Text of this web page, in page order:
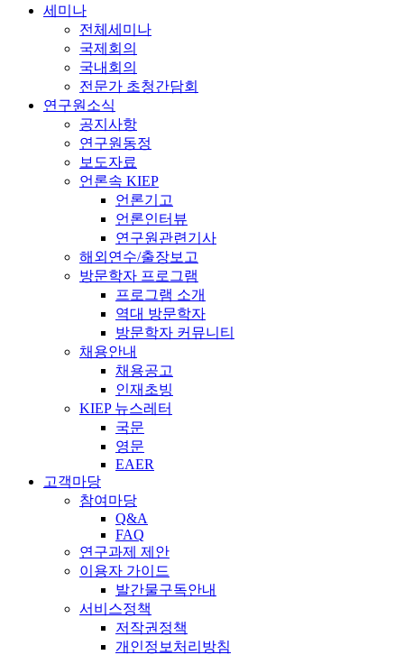
세미나
전체세미나
국제회의
국내회의
전문가 초청간담회
연구원소식
공지사항
연구원동정
보도자료
언론속 KIEP
언론기고
언론인터뷰
연구원관련기사
해외연수/출장보고
방문학자 프로그램
프로그램 소개
역대 방문학자
방문학자 커뮤니티
채용안내
채용공고
인재초빙
KIEP 뉴스레터
국문
영문
EAER
고객마당
참여마당
Q&A
FAQ
연구과제 제안
이용자 가이드
발간물구독안내
서비스정책
저작권정책
개인정보처리방침